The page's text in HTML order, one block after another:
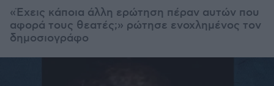
«Έχεις κάποια άλλη ερώτηση πέραν αυτών που
αφορά τους θεατές;» ρώτησε ενοχλημένος τον
δημοσιογράφο